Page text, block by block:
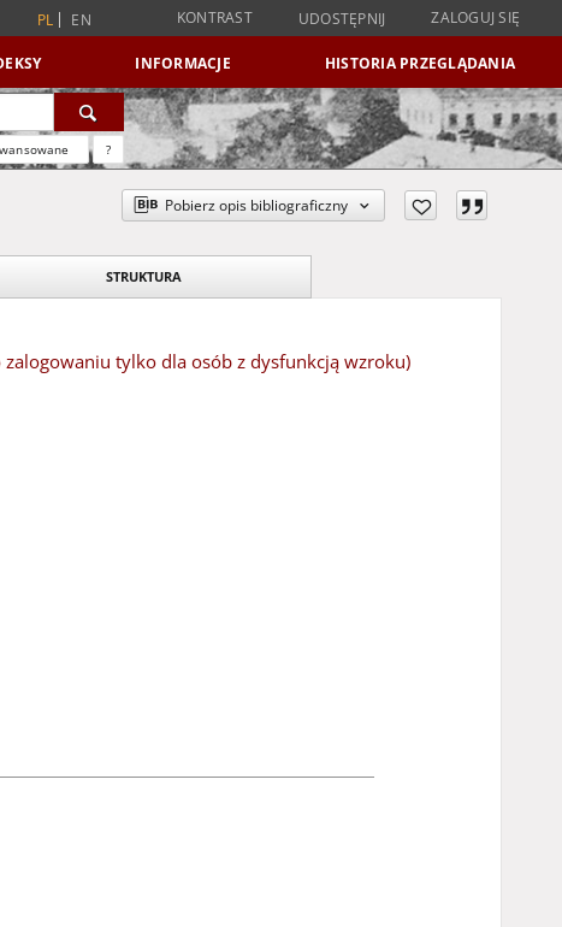
PL EN KONTRAST UDOSTĘPNIJ ZALOGUJ SIĘ
INFORMACJE HISTORIA PRZEGLĄDANIA
?
Pobierz opis bibliograficzny
STRUKTURA
tylko dla osób z dysfunkcją wzroku)